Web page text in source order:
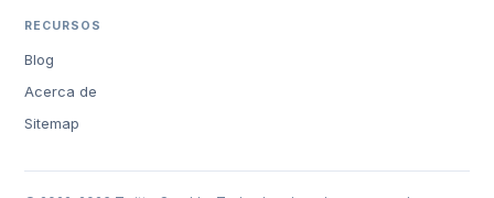
RECURSOS
Blog
Acerca de
Sitemap